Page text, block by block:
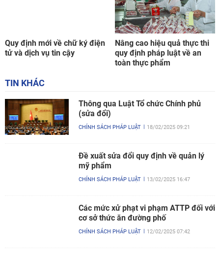
Quy định mới về chữ ký điện
tử và dịch vụ tin cậy
Nâng cao hiệu quả thực thi
quy định pháp luật về an
toàn thực phẩm
TIN KHÁC
Thông qua Luật Tổ chức Chính phủ
(sửa đổi)
CHÍNH SÁCH PHÁP LUẬT 18/02/2025 09:21
Đề xuất sửa đổi quy định về quản lý
mỹ phẩm
CHÍNH SÁCH PHÁP LUẬT 13/02/2025 16:47
Các mức xử phạt vi phạm ATTP đối với
cơ sở thức ăn đường phố
CHÍNH SÁCH PHÁP LUẬT 12/02/2025 07:42